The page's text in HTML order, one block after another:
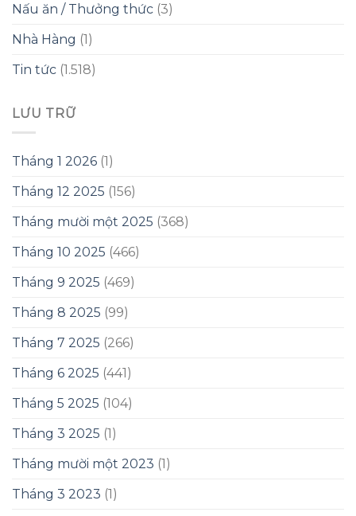
Nấu ăn / Thưởng thức (3)
Nhà Hàng (1)
Tin tức (1.518)
LƯU TRỮ
Tháng 1 2026 (1)
Tháng 12 2025 (156)
Tháng mười một 2025 (368)
Tháng 10 2025 (466)
Tháng 9 2025 (469)
Tháng 8 2025 (99)
Tháng 7 2025 (266)
Tháng 6 2025 (441)
Tháng 5 2025 (104)
Tháng 3 2025 (1)
Tháng mười một 2023 (1)
Tháng 3 2023 (1)